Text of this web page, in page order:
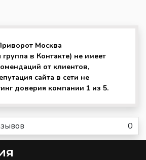
Москва
в Контакте) не имеет
от клиентов,
сайта в сети не
доверия компании 1 из 5.
0